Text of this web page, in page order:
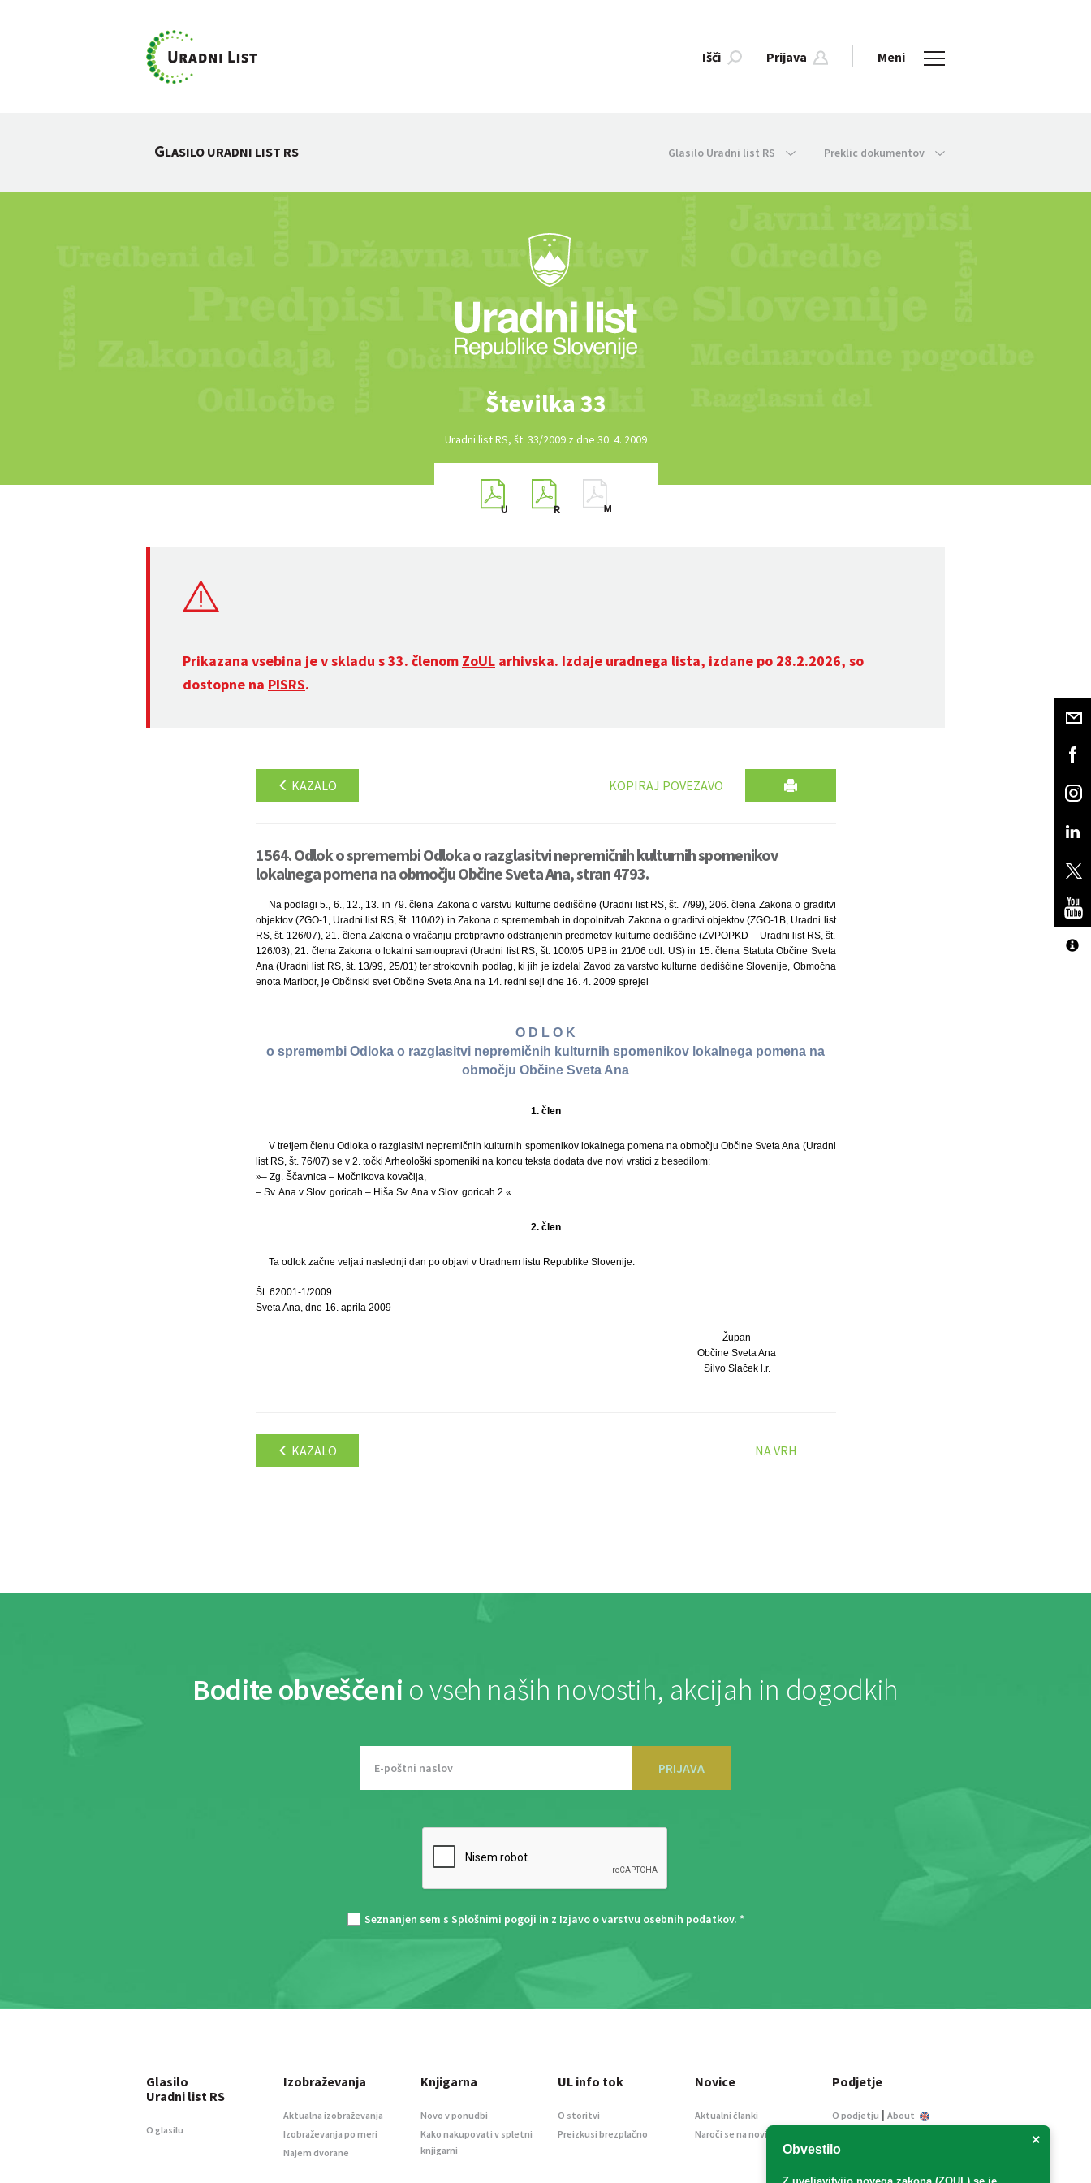
Išči Prijava Meni
GLASILO URADNI LIST RS Glasilo Uradni list RS Preklic dokumentov
Številka 33
Uradni list RS, št. 33/2009 z dne 30. 4. 2009
Prikazana vsebina je v skladu s 33. členom ZoUL arhivska. Izdaje uradnega lista, izdane po 28.2.2026, so
dostopne na PISRS.
KAZALO KOPIRAJ POVEZAVO
1564. Odlok o spremembi Odloka o razglasitvi nepremičnih kulturnih spomenikov
lokalnega pomena na območju Občine Sveta Ana, stran 4793.
Na podlagi 5., 6., 12., 13. in 79. člena Zakona o varstvu kulturne dediščine (Uradni list RS, št. 7/99), 206. člena Zakona o graditvi
objektov (ZGO-1, Uradni list RS, št. 110/02) in Zakona o spremembah in dopolnitvah Zakona o graditvi objektov (ZGO-1B, Uradni list
RS, št. 126/07), 21. člena Zakona o vračanju protipravno odstranjenih predmetov kulturne dediščine (ZVPOPKD – Uradni list RS, št.
126/03), 21. člena Zakona o lokalni samoupravi (Uradni list RS, št. 100/05 UPB in 21/06 odl. US) in 15. člena Statuta Občine Sveta
Ana (Uradni list RS, št. 13/99, 25/01) ter strokovnih podlag, ki jih je izdelal Zavod za varstvo kulturne dediščine Slovenije, Območna
enota Maribor, je Občinski svet Občine Sveta Ana na 14. redni seji dne 16. 4. 2009 sprejel
O D L O K
o spremembi Odloka o razglasitvi nepremičnih kulturnih spomenikov lokalnega pomena na
območju Občine Sveta Ana
1. člen
V tretjem členu Odloka o razglasitvi nepremičnih kulturnih spomenikov lokalnega pomena na območju Občine Sveta Ana (Uradni
list RS, št. 76/07) se v 2. točki Arheološki spomeniki na koncu teksta dodata dve novi vrstici z besedilom:
»– Zg. Ščavnica – Močnikova kovačija,
– Sv. Ana v Slov. goricah – Hiša Sv. Ana v Slov. goricah 2.«
2. člen
Ta odlok začne veljati naslednji dan po objavi v Uradnem listu Republike Slovenije.
Št. 62001-1/2009
Sveta Ana, dne 16. aprila 2009
Župan
Občine Sveta Ana
Silvo Slaček l.r.
KAZALO NA VRH
Bodite obveščeni o vseh naših novostih, akcijah in dogodkih
PRIJAVA
Seznanjen sem s Splošnimi pogoji in z Izjavo o varstvu osebnih podatkov. *
×
Obvestilo
Glasilo
Uradni list RS
O glasilu
Izobraževanja
Aktualna izobraževanja
Izobraževanja po meri
Najem dvorane
Knjigarna
Novo v ponudbi
Kako nakupovati v spletni
knjigarni
UL info tok
O storitvi
Preizkusi brezplačno
Novice
Aktualni članki
Naroči se na novice
Podjetje
O podjetju | About
Informacije javnega